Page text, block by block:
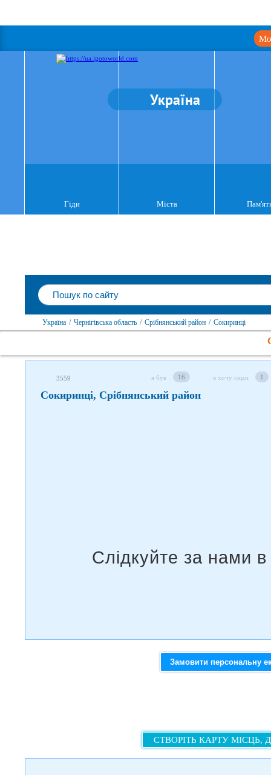
Україна
Гіди Міста
Україна / Чернігівська область / Срібнянський район / Сокиринці
3559 я був 16 я хочу сюди 1
Сокиринці, Срібнянський район
Замовити персональну
СТВОРІТЬ КАРТУ МІСЦЬ,